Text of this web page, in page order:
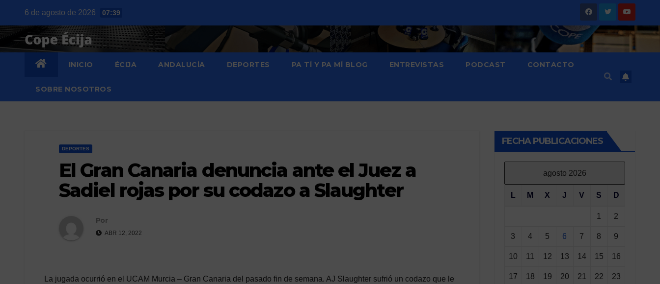
contenido
6 de agosto de 2026 07:39
INICIO ÉCIJA ANDALUCÍA DEPORTES PA TÍ Y PA MÍ BLOG ENTREVISTAS PODCAST CONTACTO
SOBRE NOSOTROS
DEPORTES
El Gran Canaria denuncia ante el Juez a
Sadiel rojas por su codazo a Slaughter
Por
ABR 12, 2022
La jugada ocurrió en el UCAM Murcia – Gran Canaria del pasado fin de semana. AJ Slaughter sufrió un codazo que le
FECHA PUBLICACIONES
agosto 2026
L M X J V S D
1 2
3 4 5 6 7 8 9
10 11 12 13 14 15 16
17 18 19 20 21 22 23